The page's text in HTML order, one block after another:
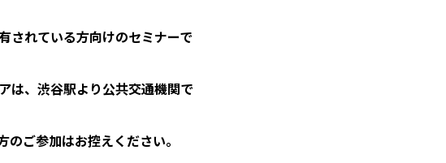
されている方向けのセミナーで
は、渋谷駅より公共交通機関で
ご参加はお控えください。